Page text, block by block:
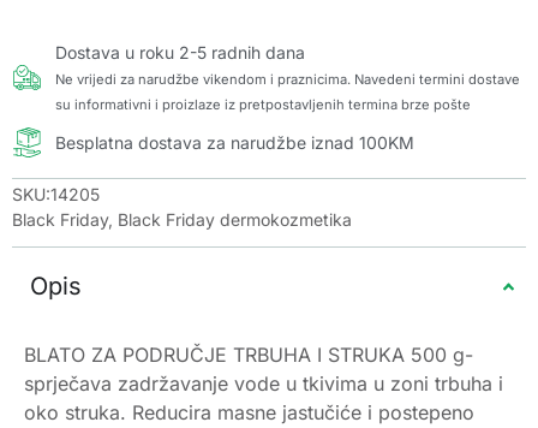
Dostava u roku 2-5 radnih dana
Ne vrijedi za narudžbe vikendom i praznicima. Navedeni termini dostave
su informativni i proizlaze iz pretpostavljenih termina brze pošte
Besplatna dostava za narudžbe iznad 100KM
SKU:14205
Black Friday, Black Friday dermokozmetika
Opis
BLATO ZA PODRUČJE TRBUHA I STRUKA 500 g-
sprječava zadržavanje vode u tkivima u zoni trbuha i
oko struka. Reducira masne jastučiće i postepeno